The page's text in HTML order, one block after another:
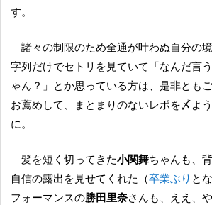
す。
諸々の制限のため全通が叶わぬ自分の境遇を嘆きつつ、文
字列だけでセトリを見ていて「なんだ言
ゃん？」とか思っている方は、是非とも
お薦めして、まとまりのないレポを〆よ
に。
髪を短く切ってきた小関舞ちゃんも、
自信の露出を見せてくれた（卒業ぶり と
フォーマンスの勝田里奈さんも、ええ、